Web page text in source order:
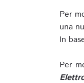
Per
una
In
Per